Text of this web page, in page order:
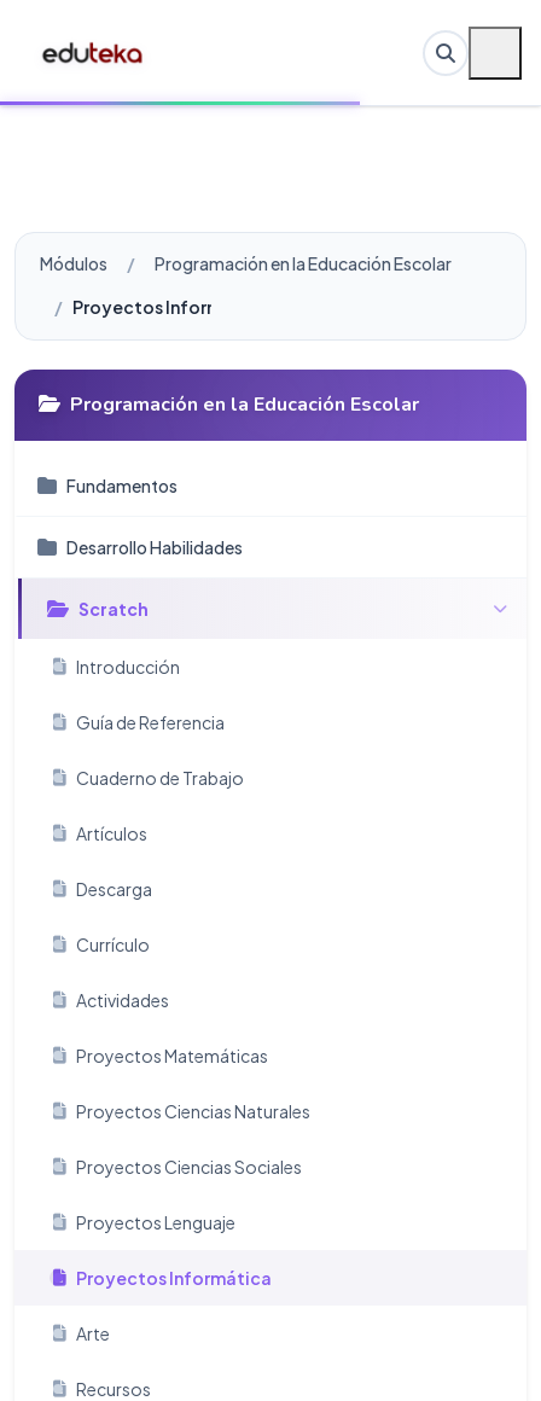
Módulos
Programación en la Educación Escolar
Proyectos Informática
Programación en la Educación Escolar
Fundamentos
Desarrollo Habilidades
Scratch
Introducción
Guía de Referencia
Cuaderno de Trabajo
Artículos
Descarga
Currículo
Actividades
Proyectos Matemáticas
Proyectos Ciencias Naturales
Proyectos Ciencias Sociales
Proyectos Lenguaje
Proyectos Informática
Arte
Recursos